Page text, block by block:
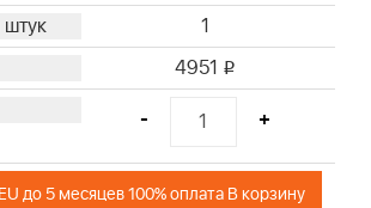
1
4951 i
- +
до 5 месяцев 100% оплата В корзину